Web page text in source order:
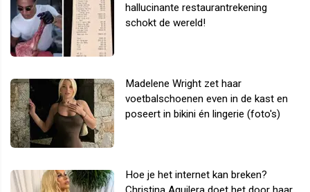
hallucinante restaurantrekening
schokt de wereld!
Madelene Wright zet haar
voetbalschoenen even in de kast en
poseert in bikini én lingerie (foto's)
Hoe je het internet kan breken?